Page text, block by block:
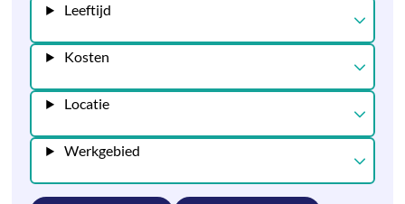
Leeftijd
Kosten
Locatie
Werkgebied